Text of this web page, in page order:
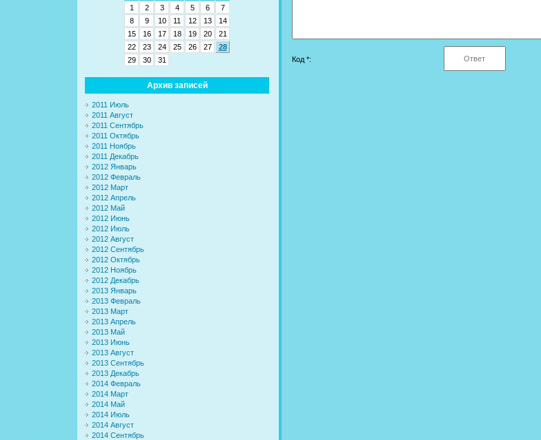
1
2 3 4 5 6
7
8
9 10 11 12 13
14
15
16 17 18 19 20
21
22
23 24 25 26 27
28
29
30 31
Архив записей
2011 Июль
2011 Август
2011 Сентябрь
2011 Октябрь
2011 Ноябрь
2011 Декабрь
2012 Январь
2012 Февраль
2012 Март
2012 Апрель
2012 Май
2012 Июнь
2012 Июль
2012 Август
2012 Сентябрь
2012 Октябрь
2012 Ноябрь
2012 Декабрь
2013 Январь
2013 Февраль
2013 Март
2013 Апрель
2013 Май
2013 Июнь
2013 Август
2013 Сентябрь
2013 Декабрь
2014 Февраль
2014 Март
2014 Май
2014 Июль
2014 Август
2014 Сентябрь
Код *: